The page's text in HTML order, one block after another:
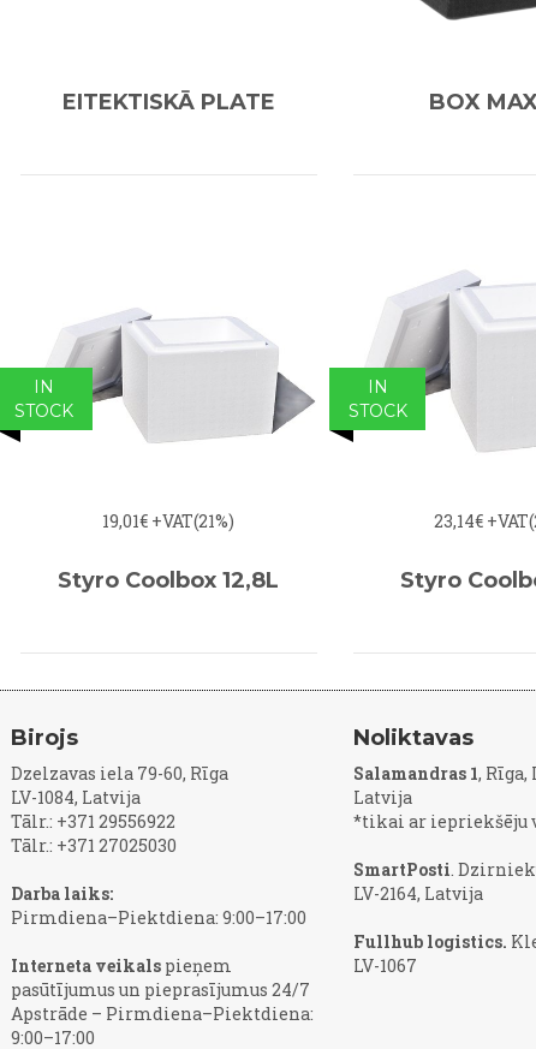
EITEKTISKĀ PLATE BOX
19,01€ +VAT(21%)
Styro Coolbox 12,8L
IN
STOCK
23,14€
Styro
IN
STOCK
Birojs
Dzelzavas iela 79-60, Rīga
LV-1084, Latvija
Tālr.: +371 29556922
Tālr.: +371 27025030
Darba laiks:
Pirmdiena–Piektdiena: 9:00–17:00
Interneta veikals pieņem
pasūtījumus un pieprasījumus 24/7
Apstrāde – Pirmdiena–Piektdiena:
9:00–17:00
Noliktavas
Salamandras 1, Rīga,
Latvija
*tikai ar iepriekšēju
SmartPosti.
LV-2164, Latvija
Fullhub logistics.
LV-1067